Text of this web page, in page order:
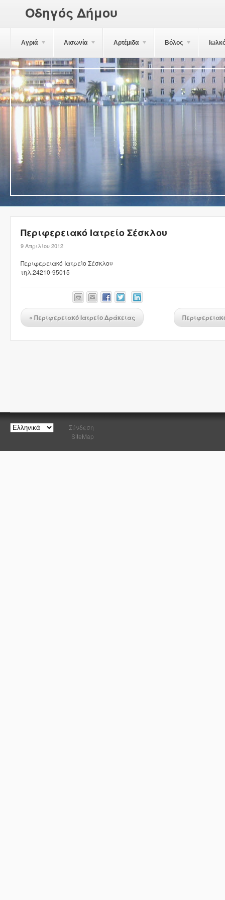
Οδηγός Δήμου
Αγριά Αισωνία Αρτέμιδα Βόλος
Περιφερειακό Ιατρείο Σέσκλου
9 Απριλίου 2012
Περιφερειακό Ιατρείο Σέσκλου
τηλ.24210-95015
« Περιφερειακό Ιατρείο Δράκειας
Σύνδεση
SiteMap